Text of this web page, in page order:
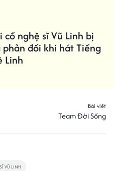
cố nghệ sĩ Vũ Linh bị
phản đối khi hát Tiếng
Linh
Bài viết
Team Đời Sống
VŨ LINH